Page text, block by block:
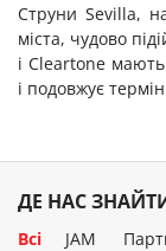
Струни Sevilla,
міста, чудово
і Cleartone
і подовжує
ДЕ НАС
Всі JAM